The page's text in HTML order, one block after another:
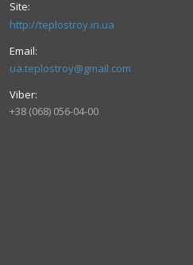
http://teplostroy.in.ua
ua.teplostroy@gmail.com
+38 (068) 056-04-00